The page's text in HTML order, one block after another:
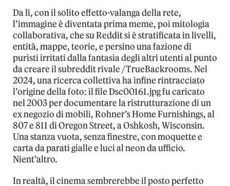
Da lì, con il solito effetto-valanga della rete,
l’immagine è diventata prima meme, poi mitologia
collaborativa, che su Reddit si è stratificata in livelli,
entità, mappe, teorie, e persino una fazione di
puristi irritati dalla fantasia degli altri utenti al punto
da creare il subreddit rivale /TrueBackrooms. Nel
2024, una ricerca collettiva ha infine rintracciato
l’origine della foto: il file Dsc00161.jpg fu caricato
nel 2003 per documentare la ristrutturazione di un
ex negozio di mobili, Rohner’s Home Furnishings, al
807 e 811 di Oregon Street, a Oshkosh, Wisconsin.
Una stanza vuota, senza finestre, con moquette e
carta da parati gialle e luci al neon da ufficio.
Nient’altro.
In realtà, il cinema sembrerebbe il posto perfetto